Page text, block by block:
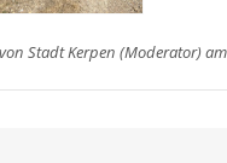
Stadt Kerpen (Moderator)